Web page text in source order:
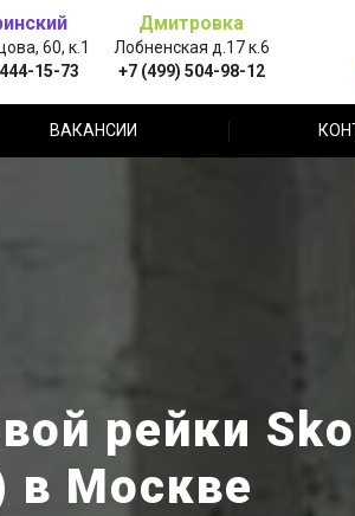
60, к.1
15-73
Дмитровка
Лобненская д.17 к.6
+7 (499) 504-98-12
ВАКАНСИИ
рейки
в Москве